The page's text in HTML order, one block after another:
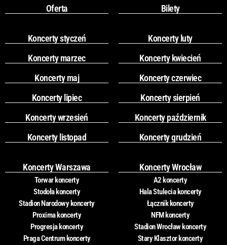
Oferta
Bilety
Koncerty styczeń
Koncerty luty
Koncerty marzec
Koncerty kwiecień
Koncerty maj
Koncerty czerwiec
Koncerty lipiec
Koncerty sierpień
Koncerty wrzesień
Koncerty październik
Koncerty listopad
Koncerty grudzień
Koncerty Warszawa
Torwar koncerty
Stodoła koncerty
Stadion Narodowy koncerty
Proxima koncerty
Progresja koncerty
Praga Centrum koncerty
Koncerty Wrocław
A2 koncerty
Hala Stulecia koncerty
Łącznik koncerty
NFM koncerty
Stadion Wrocław koncerty
Stary Klasztor koncerty